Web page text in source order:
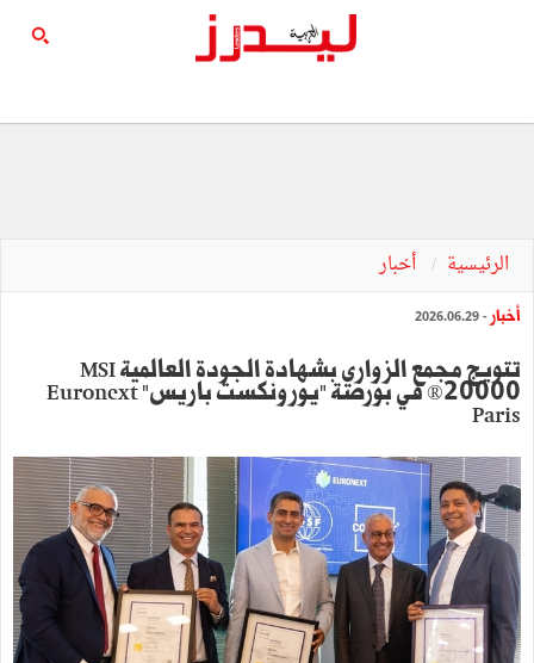
الرئيسية أخبار
أخبار - 2026.06.29
تتويج مجمع الزواري بشهادة الجودة العالمية MSI
20000® في بورصة "يورونكست باريس" Euronext
Paris